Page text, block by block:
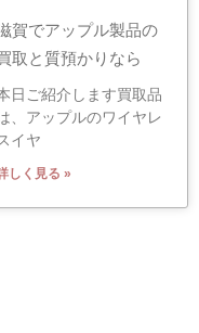
賀でアップル製品の
取と質預かりなら
日ご紹介します買取品
、アップルのワイヤレ
イヤ
しく見る »